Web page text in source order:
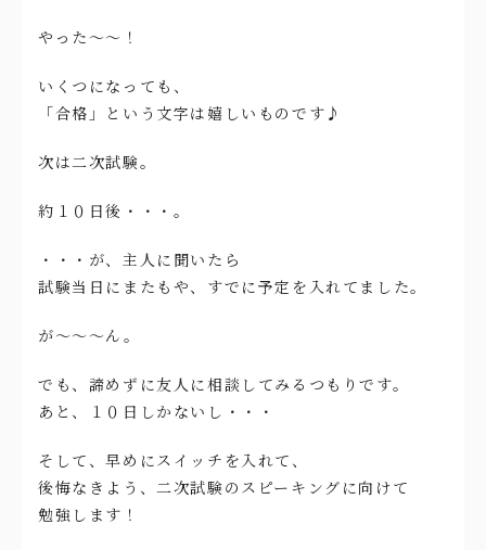
やった～～！
いくつになっても、
「合格」という文字は嬉しいものです♪
次は二次試験。
約１０日後・・・。
・・・が、主人に聞いたら
試験当日にまたもや、すでに予定を入れてました。
が～～～ん。
でも、諦めずに友人に相談してみるつもりです。
あと、１０日しかないし・・・
そして、早めにスイッチを入れて、
後悔なきよう、二次試験のスピーキングに向けて
勉強します！